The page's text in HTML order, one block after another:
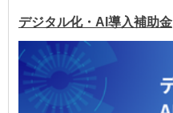
デジタル化・AI導入補助金